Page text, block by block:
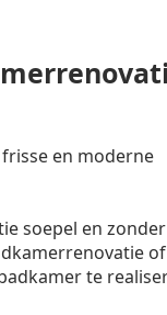
en moderne
soepel en zonder
te